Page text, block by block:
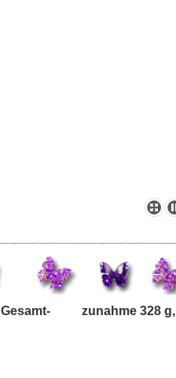
Gesamt- zunahme 328 g,